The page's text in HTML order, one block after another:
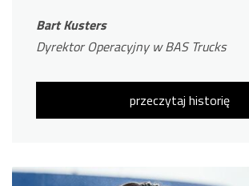
Bart Kusters
Dyrektor Operacyjny w BAS Trucks
przeczytaj historię